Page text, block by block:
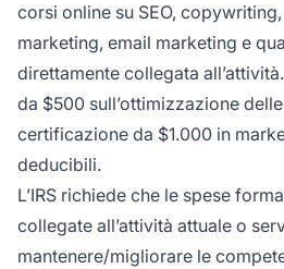
corsi online su SEO,
marketing, email marketing e
direttamente collegata
da $500 sull’ottimizzazione
certificazione da $1.000 in
deducibili.
L’IRS richiede che le spese
collegate all’attività attuale o
mantenere/migliorare le